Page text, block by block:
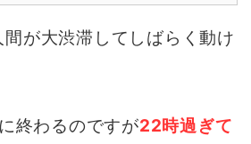
が大渋滞してしばらく動け
終わるのですが22時過ぎて